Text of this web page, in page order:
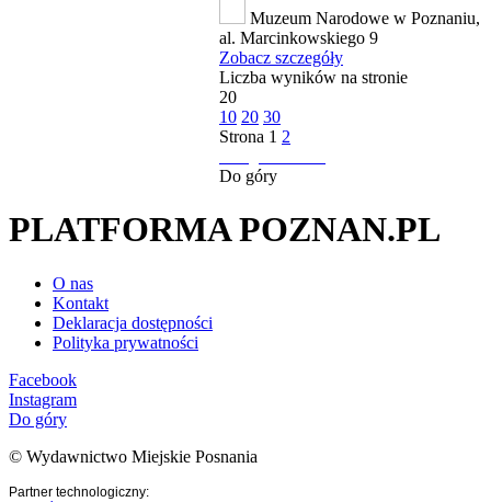
Muzeum Narodowe w Poznaniu,
al. Marcinkowskiego 9
Zobacz szczegóły
Liczba wyników na stronie
20
10 20 30
Strona 1 2
Do góry
PLATFORMA POZNAN.PL
O nas
Kontakt
Deklaracja dostępności
Polityka prywatności
Facebook
Instagram
Do góry
© Wydawnictwo Miejskie Posnania
Partner technologiczny: